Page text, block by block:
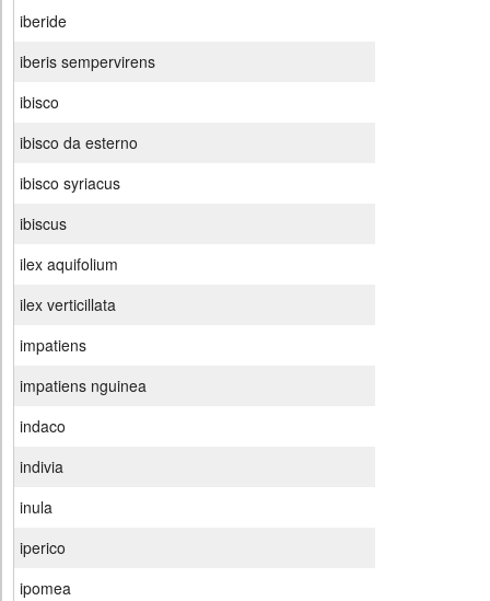
iberide
iberis sempervirens
ibisco
ibisco da esterno
ibisco syriacus
ibiscus
ilex aquifolium
ilex verticillata
impatiens
impatiens nguinea
indaco
indivia
inula
iperico
ipomea